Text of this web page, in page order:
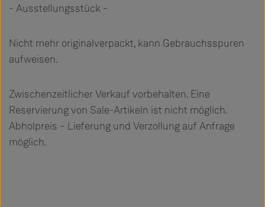
- Ausstellungsstück -
Nicht mehr originalverpackt, kann Gebrauchsspuren
aufweisen.
Zwischenzeitlicher Verkauf vorbehalten. Eine
Reservierung von Sale-Artikeln ist nicht möglich.
Abholpreis – Lieferung und Verzollung auf Anfrage
möglich.